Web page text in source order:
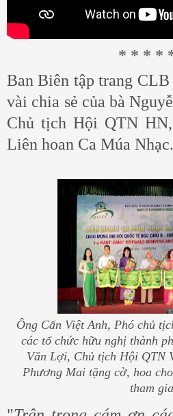
* * * *
Ban Biên tập trang
vài chia sẻ của bà
Chủ tịch Hội QTN
Liên hoan Ca Múa Nhạc.
Ông Cấn Việt Anh, Phó chủ
các tổ chức hữu nghị thành
Văn Lợi, Chủ tịch Hội QTN
Phương Mai tặng cờ, hoa
tham